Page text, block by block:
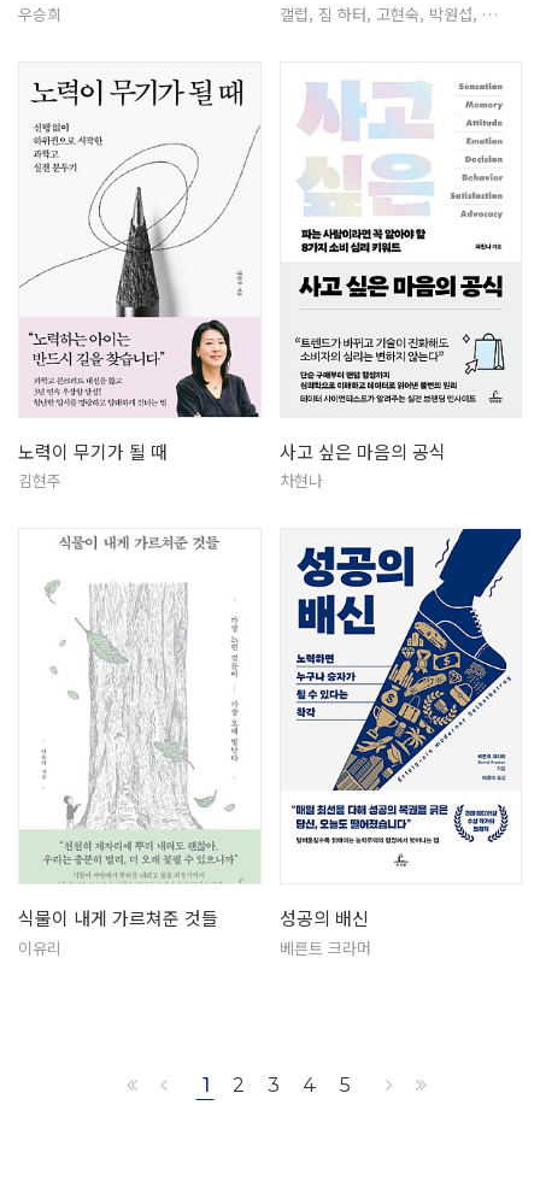
우승희 갤럽, 짐 하터, 고현숙, 박원섭, …
노력이 무기가 될 때
김현주
사고 싶은 마음의 공식
차현나
식물이 내게 가르쳐준 것들
이유리
성공의 배신
베른트 크라머
1 2 3 4 5